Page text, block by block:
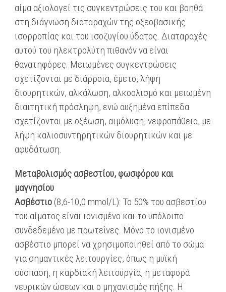
αίμα αξιολογεί τις συγκεντρώσεις του και βοηθά
στη διάγνωση διαταραχών της οξεοβασικής
ισορροπίας και του ισοζυγίου ύδατος. Διαταραχές
αυτού του ηλεκτρολύτη πιθανόν να είναι
θανατηφόρες. Μειωμένες συγκεντρώσεις
σχετίζονται με διάρροια, έμετο, λήψη
διουρητικών, αλκάλωση, αλκοολισμό και μειωμένη
διαιτητική πρόσληψη, ενώ αυξημένα επίπεδα
σχετίζονται με οξέωση, αιμόλυση, νεφροπάθεια, με
λήψη καλιοσυντηρητικών διουρητικών και με
αφυδάτωση.
Μεταβολισμός ασβεστίου, φωσφόρου και
μαγνησίου
Ασβέστιο (8,6-10,0 mmol/L): Το 50% του ασβεστίου
του αίματος είναι ιονισμένο και το υπόλοιπο
συνδεδεμένο με πρωτεΐνες. Μόνο το ιονισμένο
ασβέστιο μπορεί να χρησιμοποιηθεί από το σώμα
για σημαντικές λειτουργίες, όπως η μυϊκή
σύσπαση, η καρδιακή λειτουργία, η μεταφορά
νευρικών ώσεων και ο μηχανισμός πήξης. Η